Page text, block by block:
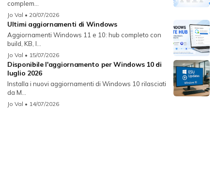
complem...
Jo Val • 20/07/2026
Ultimi aggiornamenti di Windows
Aggiornamenti Windows 11 e 10: hub completo con
build, KB, l...
Jo Val • 15/07/2026
Disponibile l'aggiornamento per Windows 10 di
luglio 2026
Installa i nuovi aggiornamenti di Windows 10 rilasciati
da M...
Jo Val • 14/07/2026